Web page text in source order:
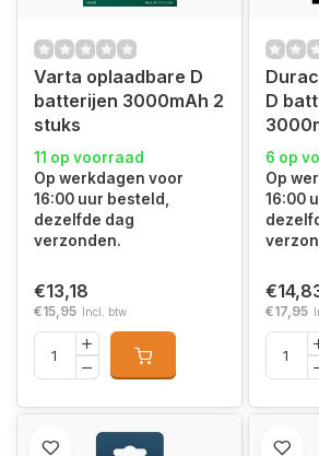
Varta oplaadbare D
batterijen 3000mAh 2
stuks
11 op voorraad
Op werkdagen voor
16:00 uur besteld,
dezelfde dag
verzonden.
€13,18
€15,95 Incl. btw
D
6 op
Op
16:00
€17,95